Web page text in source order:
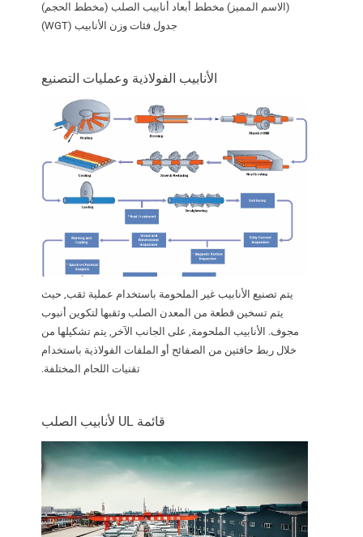
(الاسم المميز) مخطط أبعاد أنابيب الصلب (مخطط الحجم)
جدول فئات وزن الأنابيب (WGT)
الأنابيب الفولاذية وعمليات التصنيع
يتم تصنيع الأنابيب غير الملحومة باستخدام عملية ثقب, حيث
يتم تسخين قطعة من المعدن الصلب وثقبها لتكوين أنبوب
مجوف. الأنابيب الملحومة, على الجانب الآخر, يتم تشكيلها من
خلال ربط حافتين من الصفائح أو الملفات الفولاذية باستخدام
تقنيات اللحام المختلفة.
قائمة UL لأنابيب الصلب